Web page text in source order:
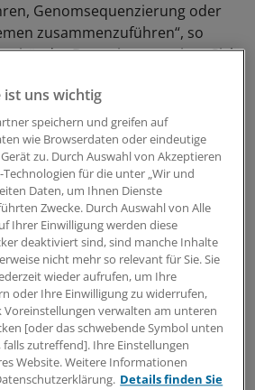
Genomsequenzierung oder
zusammenzuführen“, so
der Daten ist aus seiner Sicht
dafür, dass so etwas
Prasser.
für Kritiker und Befürworter in
und ärztlichen
Seite müssen die
stärker genutzt
das Digitale
möchte. Auf der anderen
Datenschutz und
Dies ist kein Widerspruch.“, so
Deutschland soll die Potenziale
und gleichzeitig
im Datenschutz setzen.(ami)
uns wichtig
speichern und greifen auf
wie Browserdaten oder eindeutige
zu. Durch Auswahl von Akzeptieren
für die unter „Wir und
Daten, um Ihnen Dienste
Zwecke. Durch Auswahl von Alle
Ihrer Einwilligung werden diese
deaktiviert sind, sind manche Inhalte
nicht mehr so relevant für Sie. Sie
wieder aufrufen, um Ihre
oder Ihre Einwilligung zu widerrufen,
Voreinstellungen verwalten am unteren
[oder das schwebende Symbol unten
falls zutreffend]. Ihre Einstellungen
Website. Weitere Informationen
Details finden Sie